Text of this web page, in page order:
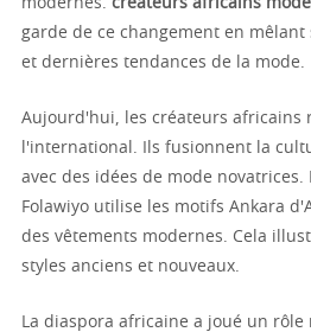
modernes. créateurs africains
garde de ce changement en
et dernières tendances de la mode.
Aujourd'hui, les créateurs africains
l'international. Ils fusionnent la
avec des idées de mode novatrices.
Folawiyo utilise les motifs Ankara
des vêtements modernes. Cela
styles anciens et nouveaux.
La diaspora africaine a joué un rôle